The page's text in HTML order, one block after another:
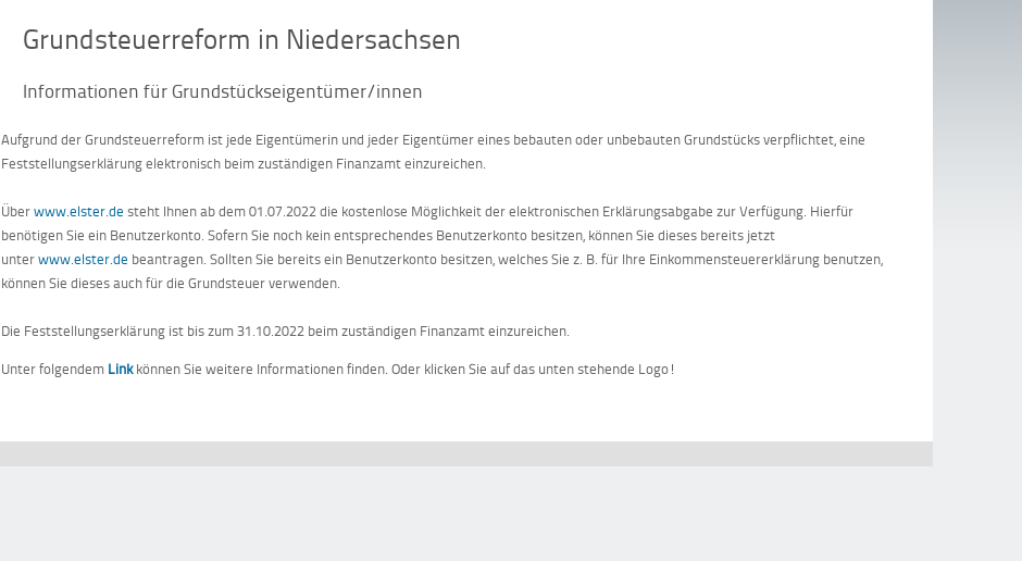
Grundsteuerreform in Niedersachsen
Informationen für Grundstückseigentümer/innen
Aufgrund der Grundsteuerreform ist jede Eigentümerin und jeder Eigentümer eines bebauten oder unbebauten Grundstücks verpflichtet, eine
Feststellungserklärung elektronisch beim zuständigen Finanzamt einzureichen.
Überwww.elster.de steht Ihnen ab dem 01.07.2022 die kostenlose Möglichkeit der elektronischen Erklärungsabgabe zur Verfügung. Hierfür
benötigen Sie ein Benutzerkonto. Sofern Sie noch kein entsprechendes Benutzerkonto besitzen, können Sie dieses bereits jetzt
unterwww.elster.de beantragen. Sollten Sie bereits ein Benutzerkonto besitzen, welches Sie z. B. für Ihre Einkommensteuererklärung benutzen,
können Sie dieses auch für die Grundsteuer verwenden.
Die Feststellungserklärung ist bis zum 31.10.2022 beim zuständigen Finanzamt einzureichen.
Unter folgendem Linkkönnen Sie weitere Informationen finden. Oder klicken Sie auf das unten stehende Logo!